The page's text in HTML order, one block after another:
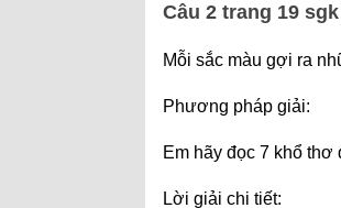
Câu 2 trang 19
Mỗi sắc màu gợi ra
Phương pháp giải:
Em hãy đọc 7 khổ
Lời giải chi tiết: